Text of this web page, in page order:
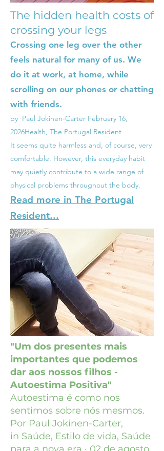
The hidden health costs of
crossing your legs
Crossing one leg over the other
feels natural for many of us. We
do it at work, at home, while
scrolling on our phones or chatting
with friends.
by Paul Jokinen-Carter February 16,
2026Health, The Portugal Resident
It seems quite harmless and, of course, very
comfortable. However, this everyday habit
may quietly contribute to a wide range of
physical problems throughout the body.
Read more in The Portugal
Resident...
"Um dos presentes mais
importantes que podemos
dar aos nossos filhos -
Autoestima Positiva"
Autoestima é como nos
sentimos sobre nós mesmos.
Por Paul Jokinen-Carter,
in Saúde, Estilo de vida, Saúde